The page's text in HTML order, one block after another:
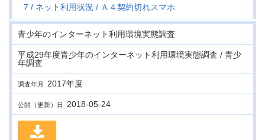
7 ネット利用状況 Ａ４契約切れスマホ
青少年のインターネット利用環境実態調査
平成29年度青少年のインターネット利用環境実態調査 / 青少
年調査
調査年月 2017年度
公開（更新）日 2018-05-24